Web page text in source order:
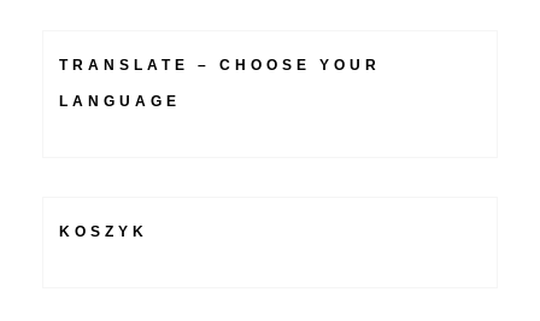
TRANSLATE – CHOOSE YOUR
LANGUAGE
KOSZYK